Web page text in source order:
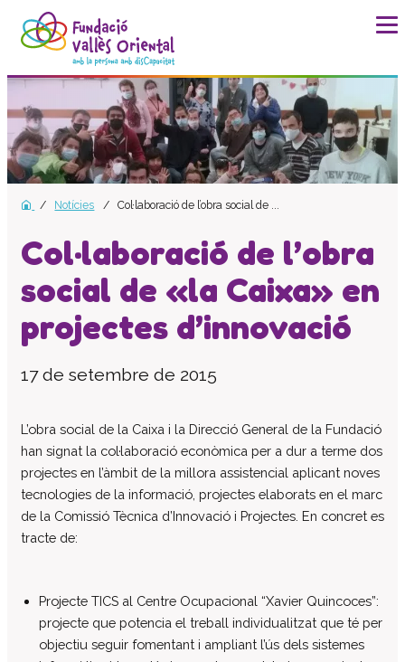
La fundació
Història
Missió, visió i valors
Distincions i entitats
Model de qualitat
Revista Batec
Memòries
Documents
Transparència
Pla estratègic
El patronat
Organigrama de l’entitat
Informe auditoria comptes anuals
Contractes establerts amb l’administració
Subvencions i ajudes públiques
concedides
Associació de Famílies
Notícies Col·laboració de l’obra social de ...
Col·laboració de l’obra
social de «la Caixa» en
projectes d’innovació
17 de setembre de 2015
L’obra social de la Caixa i la Direcció General de la Fundació
han signat la col·laboració econòmica per a dur a terme dos
projectes en l’àmbit de la millora assistencial aplicant noves
tecnologies de la informació, projectes elaborats en el marc
de la Comissió Tècnica d’Innovació i Projectes. En concret es
tracte de:
Projecte TICS al Centre Ocupacional “Xavier Quincoces”:
projecte que potencia el treball individualitzat que té per
objectiu seguir fomentant i ampliant l’ús dels sistemes